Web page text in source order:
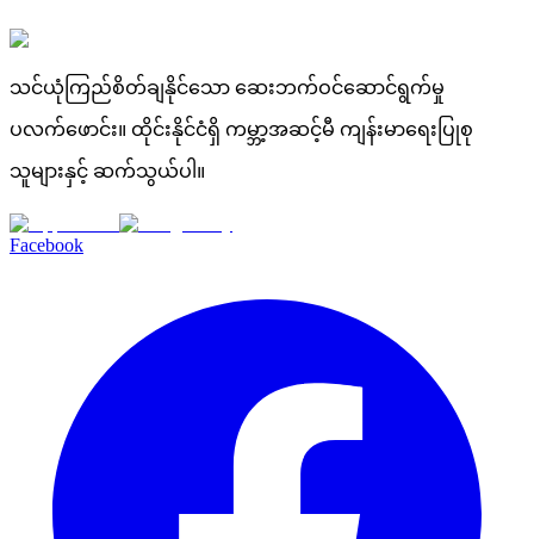
သင်ယုံကြည်စိတ်ချနိုင်သော ဆေးဘက်ဝင်ဆောင်ရွက်မှု
ပလက်ဖောင်း။ ထိုင်းနိုင်ငံရှိ ကမ္ဘာ့အဆင့်မီ ကျန်းမာရေးပြုစု
သူများနှင့် ဆက်သွယ်ပါ။
Facebook